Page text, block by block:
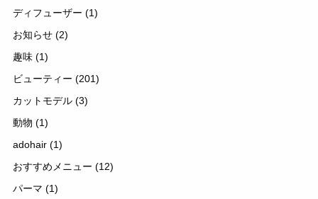
ディフューザー (1)
お知らせ (2)
趣味 (1)
ビューティー (201)
カットモデル (3)
動物 (1)
adohair (1)
おすすめメニュー (12)
パーマ (1)